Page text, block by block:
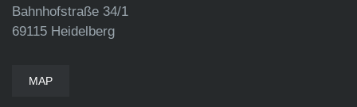
Bahnhofstraße 34/1
69115 Heidelberg
MAP